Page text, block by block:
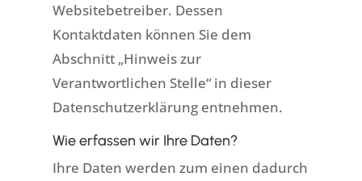
Websitebetreiber. Dessen
Kontaktdaten können Sie dem
Abschnitt „Hinweis zur
Verantwortlichen Stelle“ in dieser
Datenschutzerklärung entnehmen.
Wie erfassen wir Ihre Daten?
Ihre Daten werden zum einen dadurch